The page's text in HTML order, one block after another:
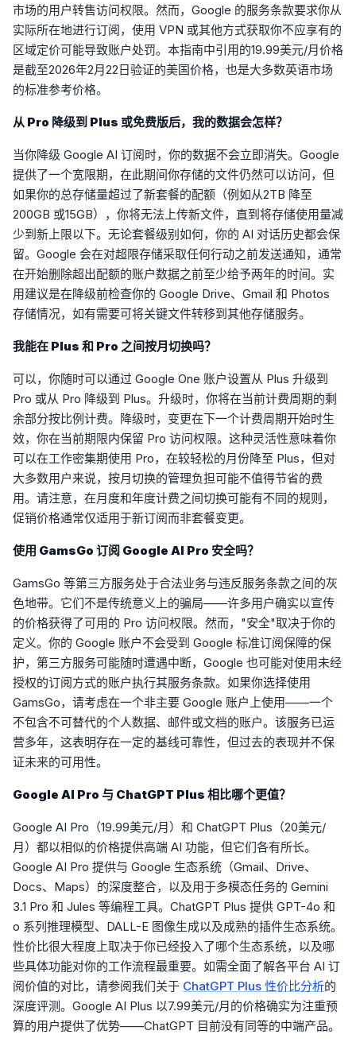
市场的用户转售访问权限。然而，Google 的服务条款要求你从
实际所在地进行订阅，使用 VPN 或其他方式获取你不应享有的
区域定价可能导致账户处罚。本指南中引用的19.99美元/月价格
是截至2026年2月22日验证的美国价格，也是大多数英语市场
的标准参考价格。
从 Pro 降级到 Plus 或免费版后，我的数据会怎样？
当你降级 Google AI 订阅时，你的数据不会立即消失。Google
提供了一个宽限期，在此期间你存储的文件仍然可以访问，但
如果你的总存储量超过了新套餐的配额（例如从2TB 降至
200GB 或15GB），你将无法上传新文件，直到将存储使用量减
少到新上限以下。无论套餐级别如何，你的 AI 对话历史都会保
留。Google 会在对超限存储采取任何行动之前发送通知，通常
在开始删除超出配额的账户数据之前至少给予两年的时间。实
用建议是在降级前检查你的 Google Drive、Gmail 和 Photos
存储情况，如有需要可将关键文件转移到其他存储服务。
我能在 Plus 和 Pro 之间按月切换吗？
可以，你随时可以通过 Google One 账户设置从 Plus 升级到
Pro 或从 Pro 降级到 Plus。升级时，你将在当前计费周期的剩
余部分按比例计费。降级时，变更在下一个计费周期开始时生
效，你在当前期限内保留 Pro 访问权限。这种灵活性意味着你
可以在工作密集期使用 Pro，在较轻松的月份降至 Plus，但对
大多数用户来说，按月切换的管理负担可能不值得节省的费
用。请注意，在月度和年度计费之间切换可能有不同的规则，
促销价格通常仅适用于新订阅而非套餐变更。
使用 GamsGo 订阅 Google AI Pro 安全吗？
GamsGo 等第三方服务处于合法业务与违反服务条款之间的灰
色地带。它们不是传统意义上的骗局——许多用户确实以宣传
的价格获得了可用的 Pro 访问权限。然而，"安全"取决于你的
定义。你的 Google 账户不会受到 Google 标准订阅保障的保
护，第三方服务可能随时遭遇中断，Google 也可能对使用未经
授权的订阅方式的账户执行其服务条款。如果你选择使用
GamsGo，请考虑在一个非主要 Google 账户上使用——一个
不包含不可替代的个人数据、邮件或文档的账户。该服务已运
营多年，这表明存在一定的基线可靠性，但过去的表现并不保
证未来的可用性。
Google AI Pro 与 ChatGPT Plus 相比哪个更值？
Google AI Pro（19.99美元/月）和 ChatGPT Plus（20美元/
月）都以相似的价格提供高端 AI 功能，但它们各有所长。
Google AI Pro 提供与 Google 生态系统（Gmail、Drive、
Docs、Maps）的深度整合，以及用于多模态任务的 Gemini
3.1 Pro 和 Jules 等编程工具。ChatGPT Plus 提供 GPT-4o 和
o 系列推理模型、DALL-E 图像生成以及成熟的插件生态系统。
性价比很大程度上取决于你已经投入了哪个生态系统，以及哪
些具体功能对你的工作流程最重要。如需全面了解各平台 AI 订
阅价值的对比，请参阅我们关于 ChatGPT Plus 性价比分析的
深度评测。Google AI Plus 以7.99美元/月的价格确实为注重预
算的用户提供了优势——ChatGPT 目前没有同等的中端产品。